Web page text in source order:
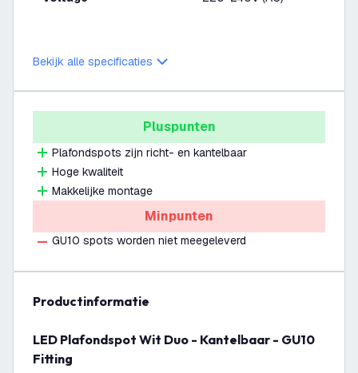
Bekijk alle specificaties
Pluspunten
Plafondspots zijn richt- en kantelbaar
Hoge kwaliteit
Makkelijke montage
Minpunten
GU10 spots worden niet meegeleverd
productinformatie
LED Plafondspot Wit Duo - Kantelbaar - GU10
Fitting